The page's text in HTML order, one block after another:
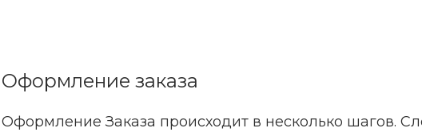
Оформление заказа
Оформление Заказа происходит в несколько шагов.